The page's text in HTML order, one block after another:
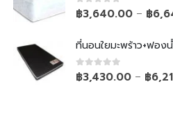
0out of 5
฿3,640.00 – ฿
ที่นอนใยมะพร้าว+ฟอง
0out of 5
฿3,430.00 – ฿